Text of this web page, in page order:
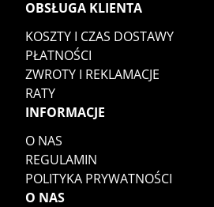
OBSŁUGA KLIENTA
KOSZTY I CZAS DOSTAWY
PŁATNOŚCI
ZWROTY I REKLAMACJE
RATY
INFORMACJE
O NAS
REGULAMIN
POLITYKA PRYWATNOŚCI
O NAS